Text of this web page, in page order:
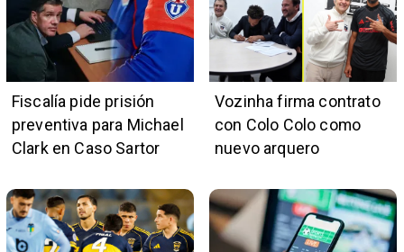
Fiscalía pide prisión
preventiva para Michael
Clark en Caso Sartor
Vozinha firma contrato
con Colo Colo como
nuevo arquero